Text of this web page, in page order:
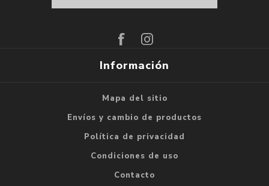
Información
Mapa del sitio
Envíos y cambio de productos
Política de privacidad
Condiciones de uso
Contacto